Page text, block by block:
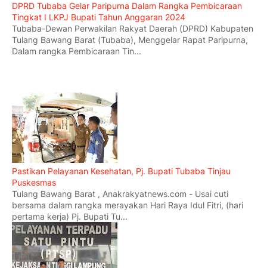
DPRD Tubaba Gelar Paripurna Dalam Rangka Pembicaraan
Tingkat I LKPJ Bupati Tahun Anggaran 2024
Tubaba-Dewan Perwakilan Rakyat Daerah (DPRD) Kabupaten
Tulang Bawang Barat (Tubaba), Menggelar Rapat Paripurna,
Dalam rangka Pembicaraan Tin...
Pastikan Pelayanan Kesehatan, Pj. Bupati Tubaba Tinjau
Puskesmas
Tulang Bawang Barat , Anakrakyatnews.com - Usai cuti
bersama dalam rangka merayakan Hari Raya Idul Fitri, (hari
pertama kerja) Pj. Bupati Tu...